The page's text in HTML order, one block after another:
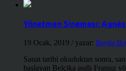
Yönetmen Sineması:
19 Ocak, 2019 / yazar: İlayda
Sanat tarihi okuduktan sonra,
başlayan Belçika asıllı Fransız